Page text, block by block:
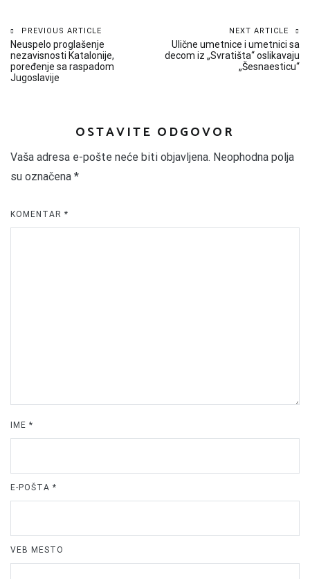
Kretanje
članka
PREVIOUS ARTICLE
Neuspelo proglašenje
nezavisnosti Katalonije,
poređenje sa raspadom
Jugoslavije
NEXT ARTICLE
Ulične umetnice i umetnici sa
decom iz „Svratišta“ oslikavaju
„Šesnaesticu“
OSTAVITE ODGOVOR
Vaša adresa e-pošte neće biti objavljena. Neophodna polja
su označena *
KOMENTAR *
IME *
E-POŠTA *
VEB MESTO